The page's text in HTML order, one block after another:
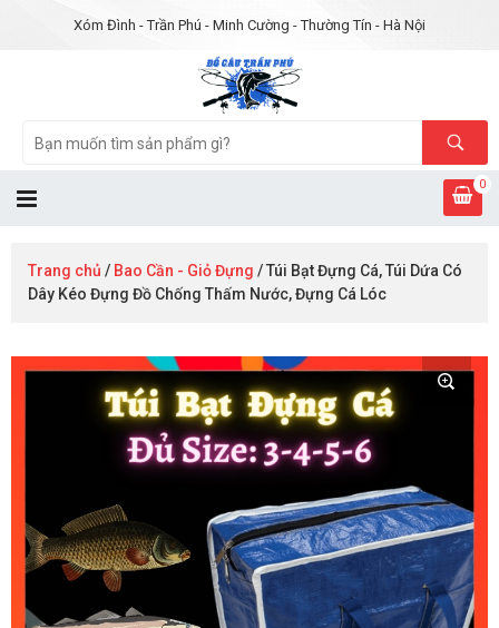
Xóm Đình - Trần Phú - Minh Cường - Thường Tín - Hà Nội
0
Trang chủ / Bao Cần - Giỏ Đựng / Túi Bạt Đựng Cá, Túi Dứa Có
Dây Kéo Đựng Đồ Chống Thấm Nước, Đựng Cá Lóc